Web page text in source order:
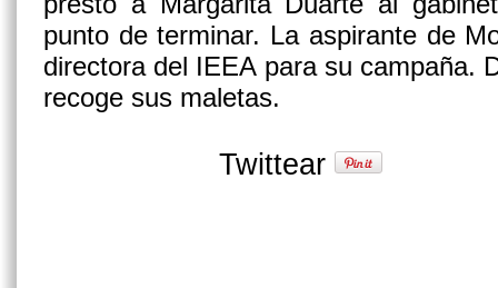
punto de terminar. La aspirante de
directora del IEEA para su campaña.
recoge sus maletas.
Twittear